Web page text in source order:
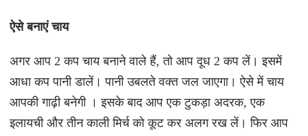
ऐसे बनाएं चाय
अगर आप 2 कप चाय बनाने वाले हैं, तो आप दूध 2 कप लें। इसमें
आधा कप पानी डालें। पानी उबलते वक्त जल जाएगा। ऐसे में चाय
आपकी गाढ़ी बनेगी । इसके बाद आप एक टुकड़ा अदरक, एक
इलायची और तीन काली मिर्च को कूट कर अलग रख लें। फिर आप